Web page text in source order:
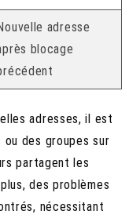
adresse
blocage
adresses, il est
ou des groupes sur
partagent les
des problèmes
nécessitant